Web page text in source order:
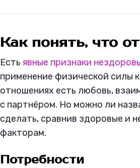
Как понять, что
Есть явные признаки
применение физической силы
отношениях есть любовь,
с партнёром. Но можно ли
сделать, сравнив здоровые и
факторам.
Потребности